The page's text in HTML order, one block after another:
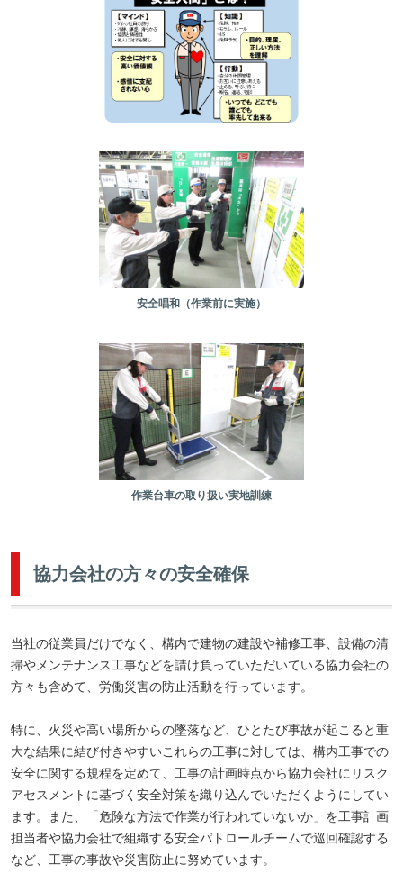
安全唱和（作業前に実施）
作業台車の取り扱い実地訓練
協力会社の方々の安全確保
当社の従業員だけでなく、構内で建物の建設や補修工事、設備の清
掃やメンテナンス工事などを請け負っていただいている協力会社の
方々も含めて、労働災害の防止活動を行っています。
特に、火災や高い場所からの墜落など、ひとたび事故が起こると重
大な結果に結び付きやすいこれらの工事に対しては、構内工事での
安全に関する規程を定めて、工事の計画時点から協力会社にリスク
アセスメントに基づく安全対策を織り込んでいただくようにしてい
ます。また、「危険な方法で作業が行われていないか」を工事計画
担当者や協力会社で組織する安全パトロールチームで巡回確認する
など、工事の事故や災害防止に努めています。